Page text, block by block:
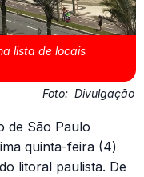
lista de locais
Foto: Divulgação
de São Paulo
quinta-feira (4)
litoral paulista. De